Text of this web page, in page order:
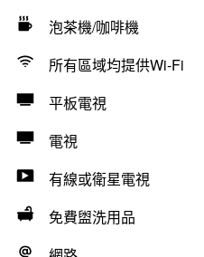
泡茶機/咖啡機
所有區域均提供Wi-Fi
平板電視
電視
有線或衛星電視
免費盥洗用品